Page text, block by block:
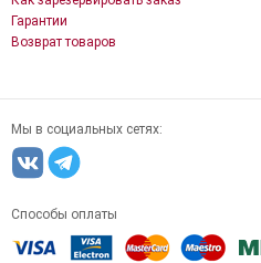
Гарантии
Возврат товаров
Мы в социальных сетях:
Способы оплаты